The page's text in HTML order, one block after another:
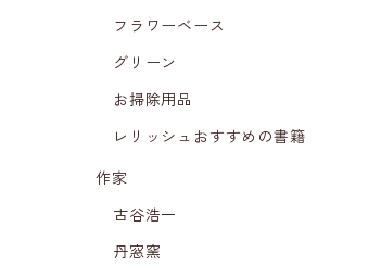
フラワーベース
グリーン
お掃除用品
レリッシュおすすめの書籍
作家
古谷浩一
丹窓窯